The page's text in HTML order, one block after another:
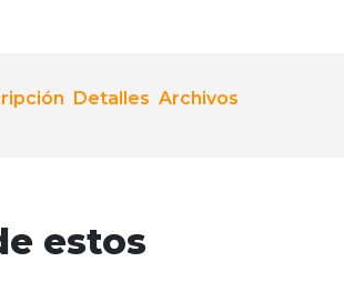
Detalles Archivos
estos